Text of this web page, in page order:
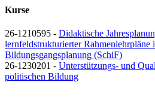
Kurse
26-1210595 - Didaktische
lernfeldstrukturierter Rahmenlehrpläne
Bildungsgangsplanung (SchiF)
26-1230201 - Unterstützungs- und
politischen Bildung